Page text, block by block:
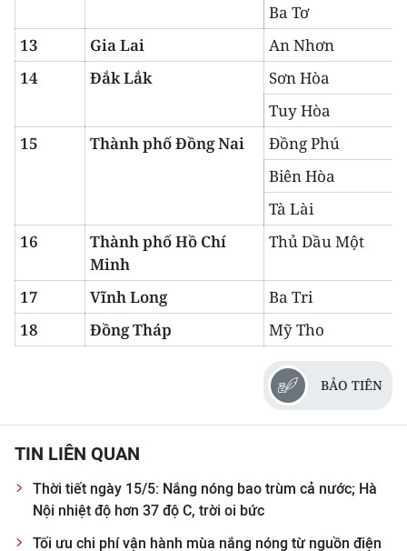
Ba Tơ
13
Gia Lai
An Nhơn
14
Đắk Lắk
Sơn Hòa
Tuy Hòa
15
Thành phố Đồng Nai
Đồng Phú
Biên Hòa
Tà Lài
16
Thành phố Hồ Chí
Minh
Thủ Dầu Một
17 Vĩnh Long
Ba Tri
18
Đồng Tháp Mỹ Tho
BẢO TIÊN
TIN LIÊN QUAN
Thời tiết ngày 15/5: Nắng nóng bao trùm cả nước; Hà
Nội nhiệt độ hơn 37 độ C, trời oi bức
Tối ưu chi phí vận hành mùa nắng nóng từ nguồn điện